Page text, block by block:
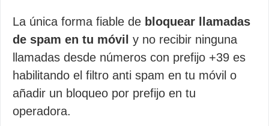
La única forma fiable de bloquear llamadas
de spam en tu móvil y no recibir ninguna
llamadas desde números con prefijo +39 es
habilitando el filtro anti spam en tu móvil o
añadir un bloqueo por prefijo en tu
operadora.